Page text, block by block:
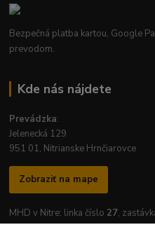
Bezpečná platba kartou, Google
prevodom.
Kde nás nájdete
Prevádzka:
Jelenecká 129
951 01, Nitrianske Hrnčiarovce
Zobraziť na mape
MHD v Nitre: linka číslo 27,